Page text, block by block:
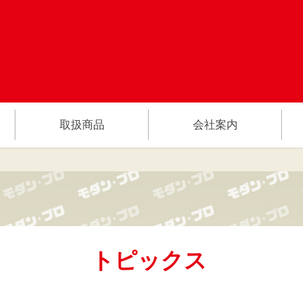
取扱商品 会社案内
トピックス